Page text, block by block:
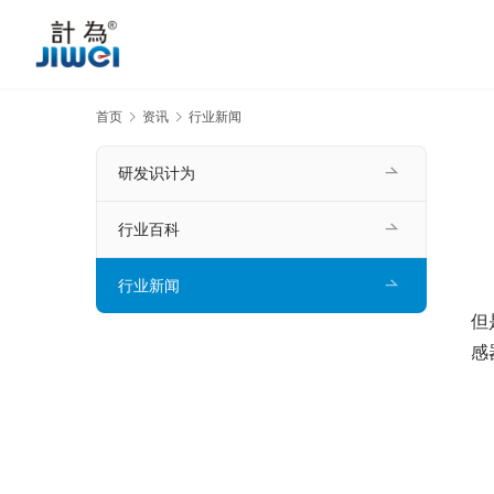
首页 资讯 行业新闻
但
感
研发识计为
行业百科
行业新闻